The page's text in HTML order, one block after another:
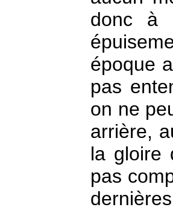
donc à
époque
pas
on ne
arrière,
la gloire
pas